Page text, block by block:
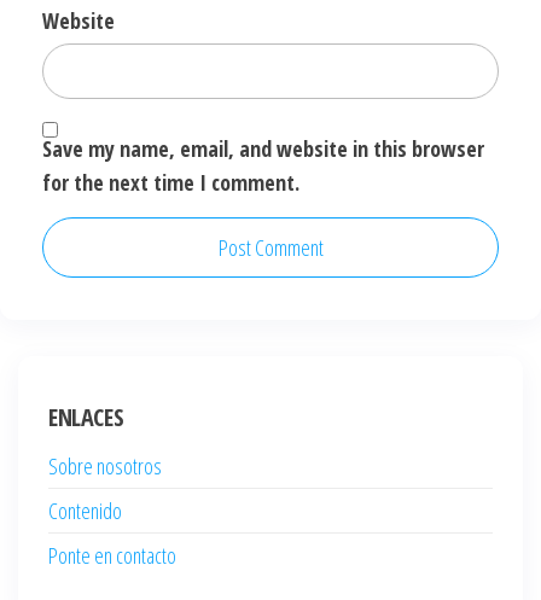
Website
Save my name, email, and website in this browser
for the next time I comment.
ENLACES
Sobre nosotros
Contenido
Ponte en contacto